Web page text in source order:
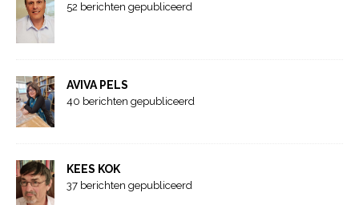
52 berichten gepubliceerd
AVIVA PELS
40 berichten gepubliceerd
KEES KOK
37 berichten gepubliceerd